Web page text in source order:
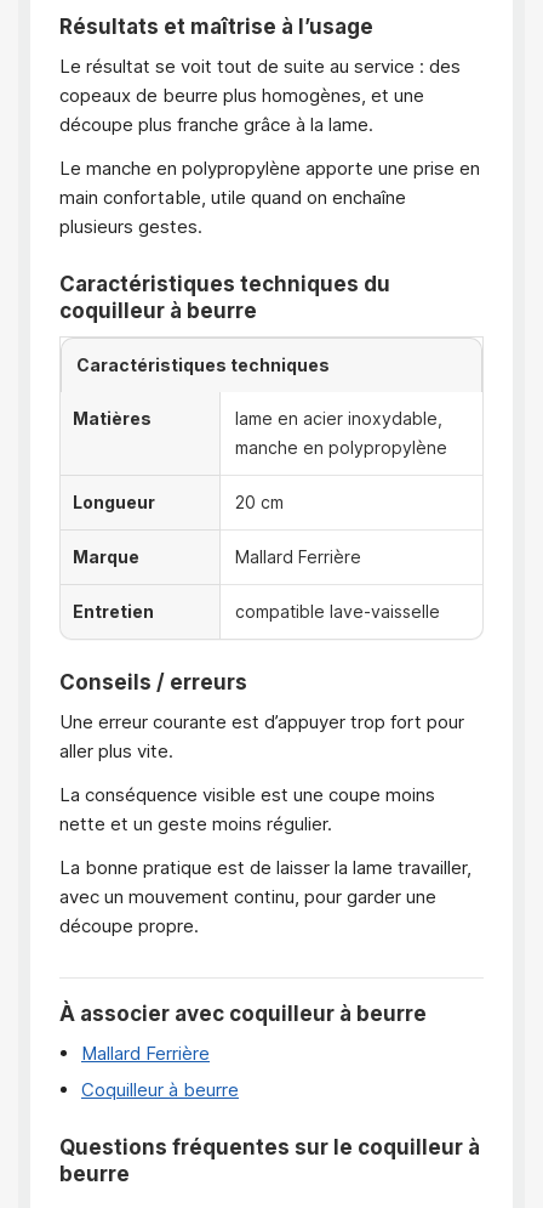
Résultats et maîtrise à l’usage
Le résultat se voit tout de suite au service : des
copeaux de beurre plus homogènes, et une
découpe plus franche grâce à la lame.
Le manche en polypropylène apporte une prise en
main confortable, utile quand on enchaîne
plusieurs gestes.
Caractéristiques techniques du
coquilleur à beurre
Caractéristiques techniques
Matières
lame en acier inoxydable,
manche en polypropylène
Longueur 20 cm
Marque Mallard Ferrière
Entretien compatible lave-vaisselle
Conseils / erreurs
Une erreur courante est d’appuyer trop fort pour
aller plus vite.
La conséquence visible est une coupe moins
nette et un geste moins régulier.
La bonne pratique est de laisser la lame travailler,
avec un mouvement continu, pour garder une
découpe propre.
À associer avec coquilleur à beurre
Mallard Ferrière
Coquilleur à beurre
Questions fréquentes sur le coquilleur à
beurre